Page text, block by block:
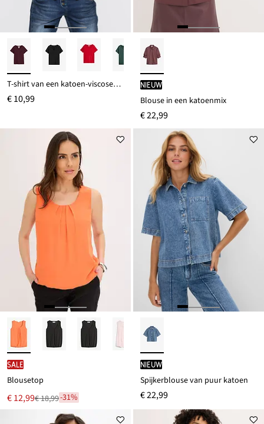
T-shirt van een katoen-viscosemix
€ 10,99
Nieuw
Blouse in een katoenmix
€ 22,99
SALE
Blousetop
Nu
voor
€ 12,99
Van € 18,99-31%
Nieuw
Spijkerblouse van puur katoen
€ 22,99